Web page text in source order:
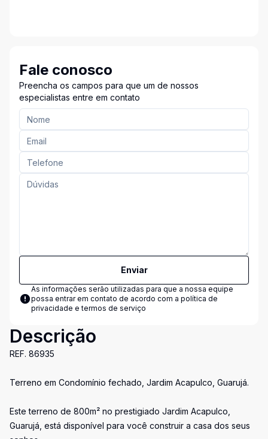
Fale conosco
Preencha os campos para que um de nossos
especialistas entre em contato
Enviar
As informações serão utilizadas para que a nossa equipe
possa entrar em contato de acordo com a política de
privacidade e termos de serviço
Descrição
REF. 86935
Terreno em Condomínio fechado, Jardim Acapulco, Guarujá.
Este terreno de 800m² no prestigiado Jardim Acapulco,
Guarujá, está disponível para você construir a casa dos seus